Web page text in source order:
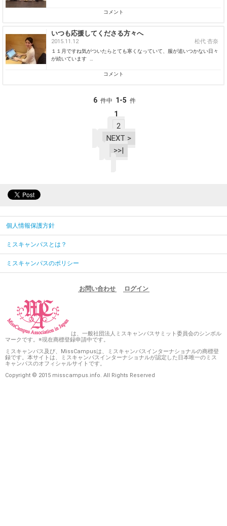
コメント
いつも応援してくださる方々へ
松代 杏奈
2015.11.12
１１月ですね気がついたらとても寒くなっていて、服が追いつかない日々
が続いています …
コメント
6 件中 1-5 件
1
2
NEXT >
>>|
個人情報保護方針
ミスキャンパスとは？
ミスキャンパスのポリシー
お問い合わせ ログイン
は、一般社団法人ミスキャンパスサミット委員会のシンボル
マークです。※現在商標登録申請中です。
ミスキャンパス及び、MissCampusは、ミスキャンパスインターナショナルの商標登
録です。本サイトは、ミスキャンパスインターナショナルが認定した日本唯一のミス
キャンパスのオフィシャルサイトです。
Copyright © 2015 misscampus.info. All Rights Reserved